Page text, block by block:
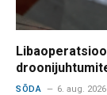
SÕDA 6. aug. 2026